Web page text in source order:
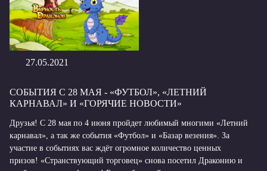
27.05.2021
СОБЫТИЯ С 28 МАЯ - «ФУТБОЛ», «ЛЕТНИЙ
КАРНАВАЛ» И «ГОРЯЧИЕ НОВОСТИ»
Друзья! С 28 мая по 4 июня пройдет любимый многими «Летний
карнавал», а так же события «Футбол» и «Базар везения». За
участие в событиях вас ждёт огромное количество ценных
призов! «Странствующий торговец» снова посетил Драконию и